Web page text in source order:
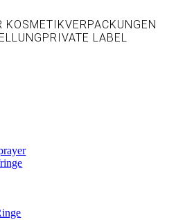
KOSMETIKVERPACKUNGEN
PRIVATE LABEL